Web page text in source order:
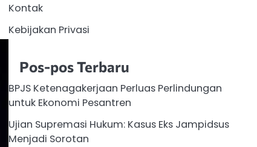
Kontak
Kebijakan Privasi
Pos-pos Terbaru
BPJS Ketenagakerjaan Perluas Perlindungan
untuk Ekonomi Pesantren
Ujian Supremasi Hukum: Kasus Eks Jampidsus
Menjadi Sorotan